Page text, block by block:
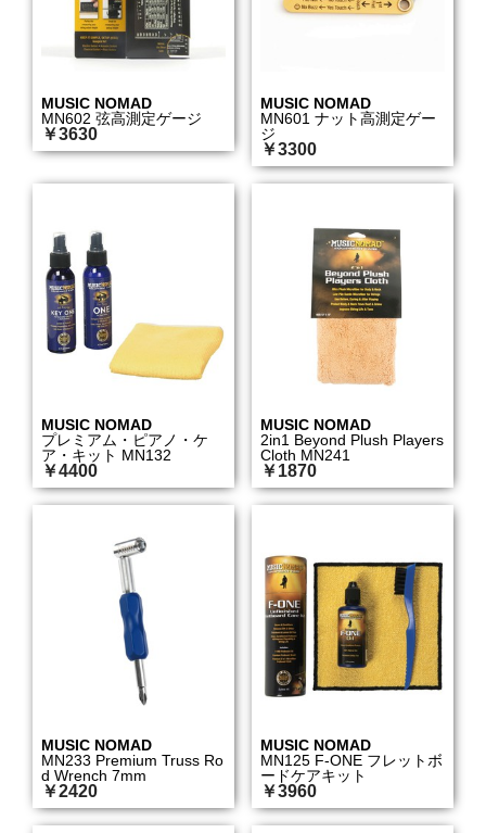
MUSIC NOMAD
MN602 弦高測定ゲージ
￥3630
MUSIC NOMAD
MN601 ナット高測定ゲー
ジ
￥3300
MUSIC NOMAD
プレミアム・ピアノ・ケ
ア・キット MN132
￥4400
MUSIC NOMAD
2in1 Beyond Plush Players
Cloth MN241
￥1870
MUSIC NOMAD
MN233 Premium Truss Ro
d Wrench 7mm
￥2420
MUSIC NOMAD
MN125 F-ONE フレットボ
ードケアキット
￥3960